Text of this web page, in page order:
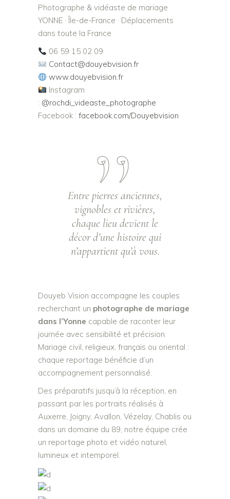
Photographe & vidéaste de mariage
YONNE · Île-de-France · Déplacements
dans toute la France
06 59 15 02 09
Contact@douyebvision.fr
www.douyebvision.fr
Instagram
: @rochdi_videaste_photographe
Facebook : facebook.com/Douyebvision
Entre pierres anciennes,
vignobles et rivières,
chaque lieu devient le
décor d’une histoire qui
n’appartient qu’à vous.
Douyeb Vision accompagne les couples
recherchant un photographe de mariage
dans l’Yonne capable de raconter leur
journée avec sensibilité et précision.
Mariage civil, religieux, français ou oriental :
chaque reportage bénéficie d’un
accompagnement personnalisé.
Des préparatifs jusqu’à la réception, en
passant par les portraits réalisés à
Auxerre, Joigny, Avallon, Vézelay, Chablis ou
dans un domaine du 89, notre équipe crée
un reportage photo et vidéo naturel,
lumineux et intemporel.